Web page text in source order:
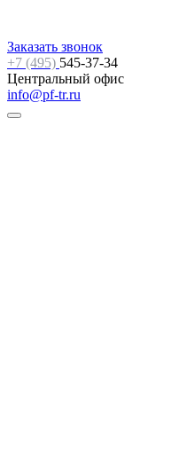
Заказать звонок
+7 (495) 545-37-34
Центральный офис
info@pf-tr.ru